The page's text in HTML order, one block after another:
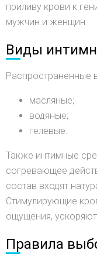
приливу крови к
мужчин и женщин.
Виды
Распространенные
масляные;
водяные;
гелевые.
Также интимные
согревающее
состав входят
Стимулирующие
ощущения,
Правила